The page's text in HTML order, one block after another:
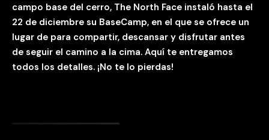
campo base del cerro, The North Face instaló hasta el
22 de diciembre su BaseCamp, en el que se ofrece un
lugar de para compartir, descansar y disfrutar antes
de seguir el camino a la cima. Aquí te entregamos
todos los detalles. ¡No te lo pierdas!